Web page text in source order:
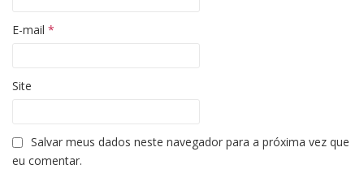
E-mail *
Site
Salvar meus dados neste navegador para a próxima vez que
eu comentar.